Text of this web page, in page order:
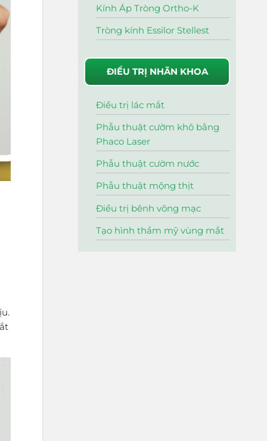
Kính Áp Tròng Ortho-K
Tròng kính Essilor Stellest
ĐIỀU TRỊ NHÃN KHOA
Điều trị lác mắt
Phẫu thuật cườm khô bằng
Phaco Laser
Phẫu thuật cườm nước
Phẫu thuật mộng thịt
Điều trị bênh võng mạc
Tạo hình thẩm mỹ vùng mắt